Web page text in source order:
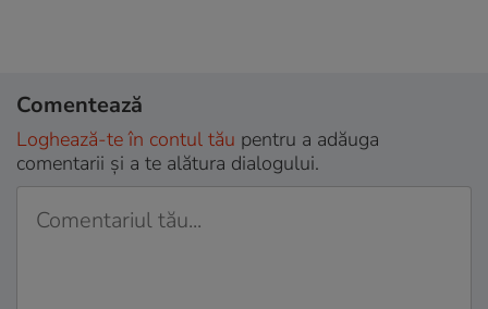
Comentează
Loghează-te în contul tău pentru a adăuga
comentarii și a te alătura dialogului.